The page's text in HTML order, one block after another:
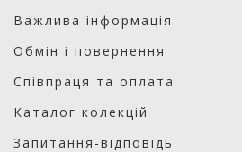
Важлива інформація
Обмін і повернення
Співпраця та оплата
Каталог колекцій
Запитання-відповідь